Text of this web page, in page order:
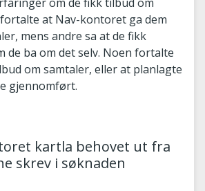
at Nav-kontoret ga dem
mens andre sa at de fikk
de ba om det selv. Noen fortalte
om samtaler, eller at planlagte
gjennomført.
kartla behovet ut fra
skrev i søknaden